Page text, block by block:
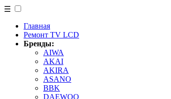
☰
Главная
Ремонт TV LCD
Бренды:
AIWA
AKAI
AKIRA
ASANO
BBK
DAEWOO